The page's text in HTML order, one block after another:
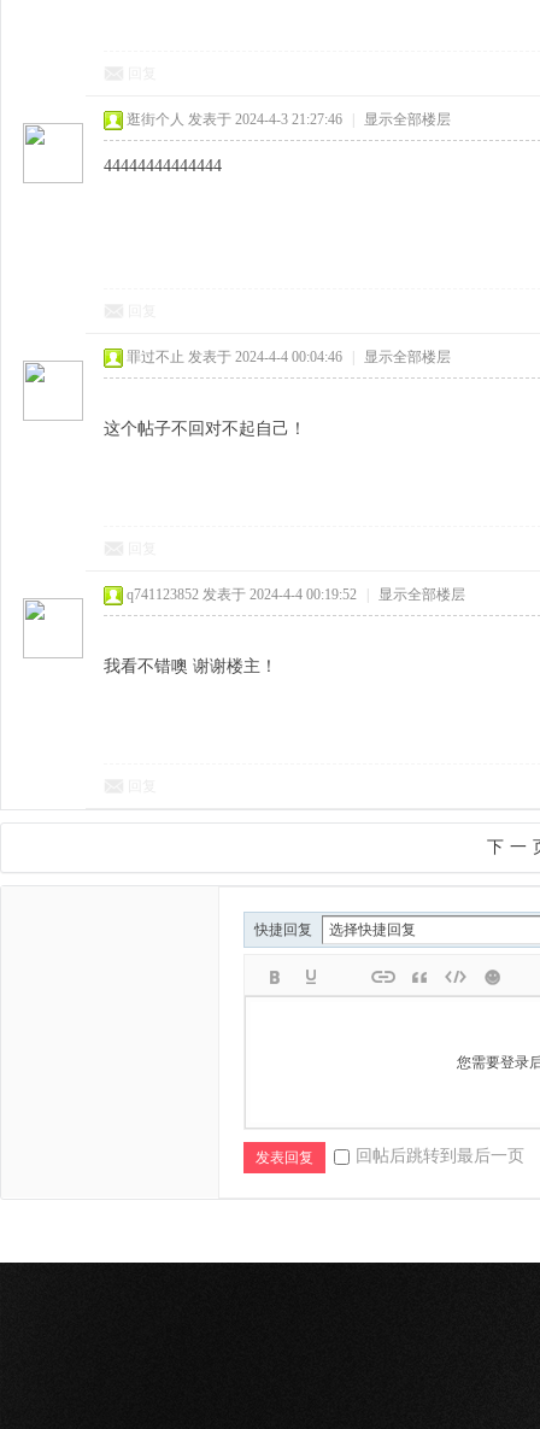
逛街个人 发表于 2024-4-3 21:27:46 显示全部楼层
44444444444444
罪过不止 发表于 2024-4-4 00:04:46 显示全部楼层
这个帖子不回对不起自己！
q741123852 发表于 2024-4-4 00:19:52 显示全部楼层
我看不错噢 谢谢楼主！
下一
快捷回复
您需要登录
发表回复 回帖后跳转到最后一页